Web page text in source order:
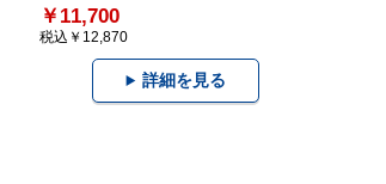
￥11,700
税込￥12,870
詳細を見る